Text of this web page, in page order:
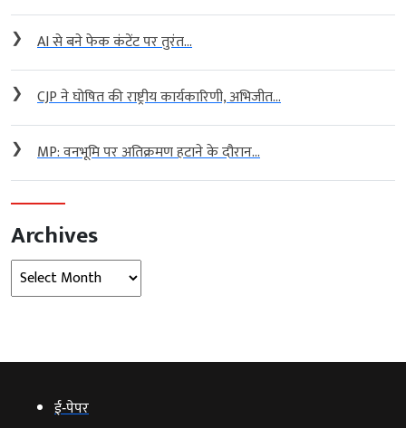
❯ AI से बने फेक कंटेंट पर तुरंत...
❯ CJP ने घोषित की राष्ट्रीय कार्यकारिणी, अभिजीत...
❯ MP: वनभूमि पर अतिक्रमण हटाने के दौरान...
Archives
Archives
ई‑पेपर